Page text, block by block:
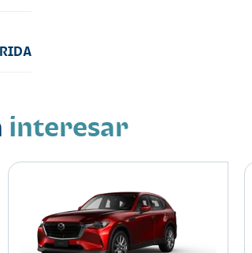
interesar